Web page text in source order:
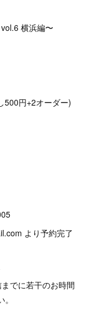
横浜編〜
円+2オーダー)
より予約完了
でに若干のお時間